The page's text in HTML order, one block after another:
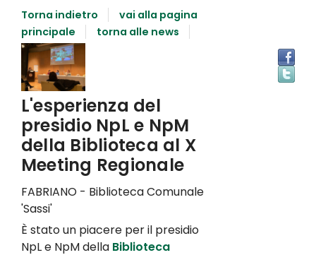
Torna indietro
vai alla pagina
principale
torna alle news
L'esperienza del
presidio NpL e NpM
della Biblioteca al X
Meeting Regionale
FABRIANO - Biblioteca Comunale
'Sassi'
È stato un piacere per il presidio
NpL e NpM della Biblioteca